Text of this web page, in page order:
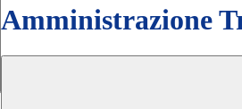
Amministrazione